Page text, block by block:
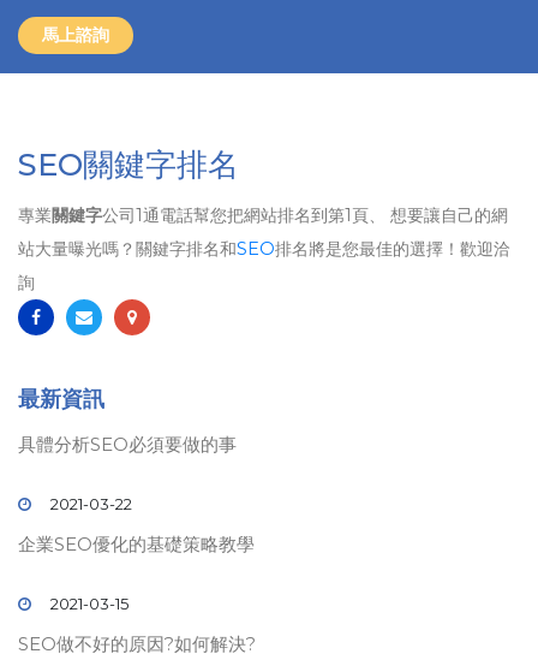
馬上諮詢
SEO關鍵字排名
專業關鍵字公司1通電話幫您把網站排名到第1頁、 想要讓自己的網
站大量曝光嗎？關鍵字排名和SEO排名將是您最佳的選擇！歡迎洽
詢
最新資訊
具體分析SEO必須要做的事
2021-03-22
企業SEO優化的基礎策略教學
2021-03-15
SEO做不好的原因?如何解決?